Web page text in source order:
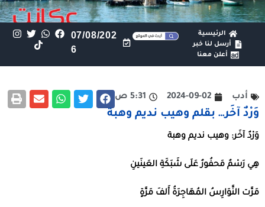
الرئيسية
أرسل لنا خبر
أعلن معنا
07/08/202
6
أدب 2024-09-02 5:31 ص
وَرْدٌ آخَر… بقلم وهيب نديم وهبة
وَرْدٌ آخَر: وهيب نديم وهبة
هِي رَسْمٌ مَحفُورٌ عَلَى شَبَكَةِ العَينَينِ
مَرَّت النَّوَارِسُ المُهَاجِرَةُ أَلفَ مَرَّةٍ